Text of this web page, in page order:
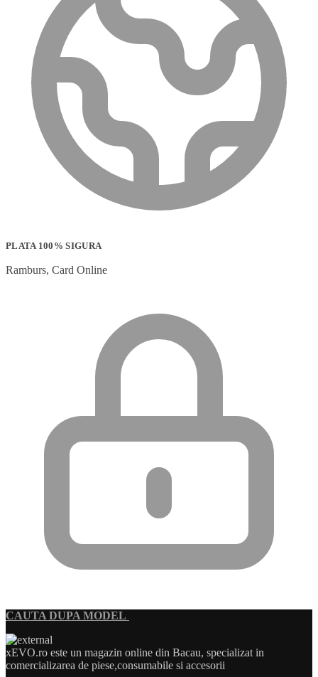
PLATA 100% SIGURA
Ramburs, Card Online
CAUTA DUPA MODEL
xEVO.ro este un magazin online din Bacau, specializat in
comercializarea de piese,consumabile si accesorii